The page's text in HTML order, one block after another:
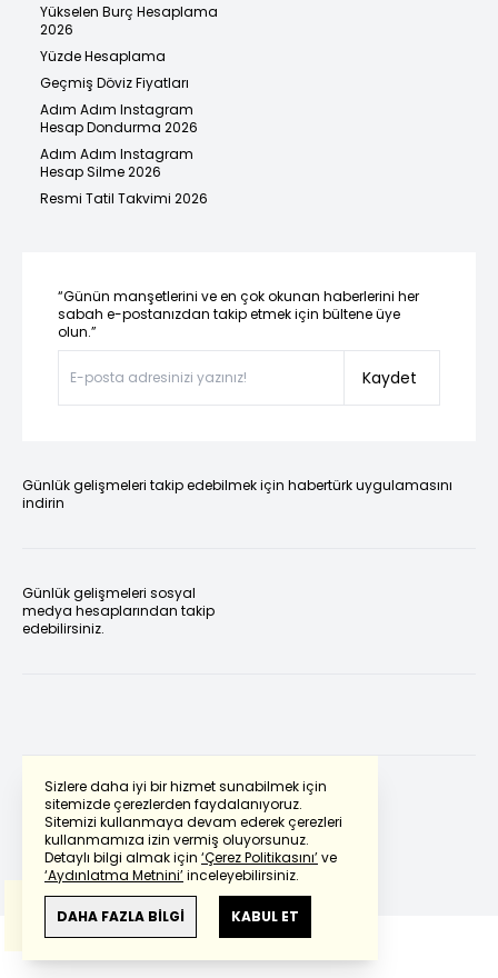
Sizlere daha iyi bir hizmet sunabilmek için
sitemizde çerezlerden faydalanıyoruz.
Sitemizi kullanmaya devam ederek çerezleri
kullanmamıza izin vermiş oluyorsunuz.
Detaylı bilgi almak için ‘Çerez Politikasını’ve
‘Aydınlatma Metnini’inceleyebilirsiniz.
DAHA FAZLA BİLGİ KABUL ET
Yükselen Burç Hesaplama
2026
Yüzde Hesaplama
Geçmiş Döviz Fiyatları
Adım Adım Instagram
Hesap Dondurma 2026
Adım Adım Instagram
Hesap Silme 2026
Resmi Tatil Takvimi 2026
“Günün manşetlerini ve en çok okunan haberlerini her
sabah e-postanızdan takip etmek için bültene üye
olun.”
Kaydet
Günlük gelişmeleri takip edebilmek için habertürk uygulamasını
indirin
Günlük gelişmeleri sosyal
medya hesaplarından takip
edebilirsiniz.
Powered by Translate
Bu çevirideGoogle Transletekullanılmıştır.
Anlam ve çeviri hatalarından
haberturk.com
sorumlu değildir.